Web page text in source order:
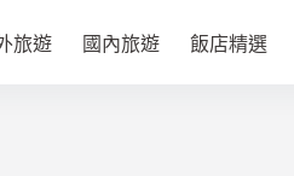
旅遊 國內旅遊 飯店精選